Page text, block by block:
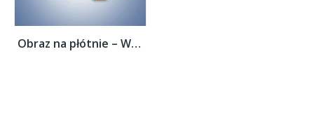
Obraz na płótnie – Widok ze szczytu –...